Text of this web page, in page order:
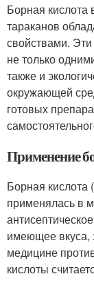
Борная кислота
тараканов
свойствами.
не только
также и
окружающей
готовых
Применение
Борная кислота
применялась в
имеющее вкуса,
медицине
кислоты